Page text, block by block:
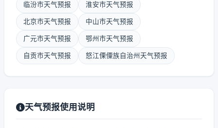
临汾市天气预报 淮安市天气预报
北京市天气预报 中山市天气预报
广元市天气预报 鄂州市天气预报
自贡市天气预报 怒江傈僳族自治州天气预报
天气预报使用说明